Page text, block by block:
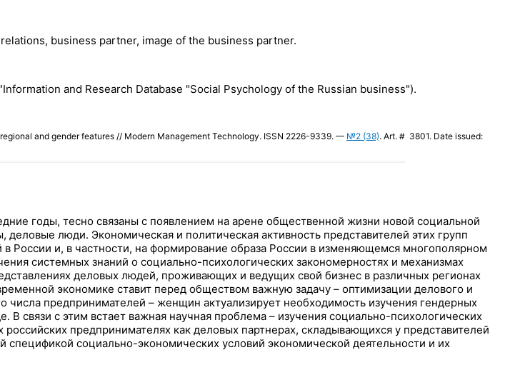
business partner, image of the business partner.
and Research Database "Social Psychology of the Russian business").
and gender features // Modern Management Technology. ISSN 2226-9339. — №2 (38). Art. # 3801. Date issued:
годы, тесно связаны с появлением на арене общественной жизни новой социальной
люди. Экономическая и политическая активность представителей этих групп
России и, в частности, на формирование образа России в изменяющемся многополярном
системных знаний о социально-психологических закономерностях и механизмах
деловых людей, проживающих и ведущих свой бизнес в различных регионах
экономике ставит перед обществом важную задачу – оптимизации делового и
предпринимателей – женщин актуализирует необходимость изучения гендерных
связи с этим встает важная научная проблема – изучения социально-психологических
предпринимателях как деловых партнерах, складывающихся у представителей
социально-экономических условий экономической деятельности и их